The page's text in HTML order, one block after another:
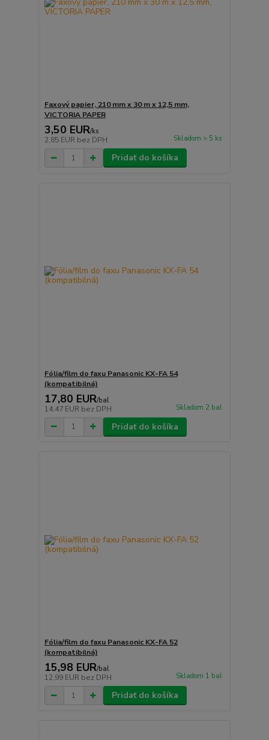
Faxový papier, 210 mm x 30 m x 12,5 mm,
VICTORIA PAPER
3,50 EUR/ks
2,85 EUR bez DPH Skladom > 5 ks
Pridať do košíka
Fólia/film do faxu Panasonic KX-FA 54
(kompatibilná)
17,80 EUR/bal
14,47 EUR bez DPH Skladom 2 bal
Pridať do košíka
Fólia/film do faxu Panasonic KX-FA 52
(kompatibilná)
15,98 EUR/bal
12,99 EUR bez DPH Skladom 1 bal
Pridať do košíka